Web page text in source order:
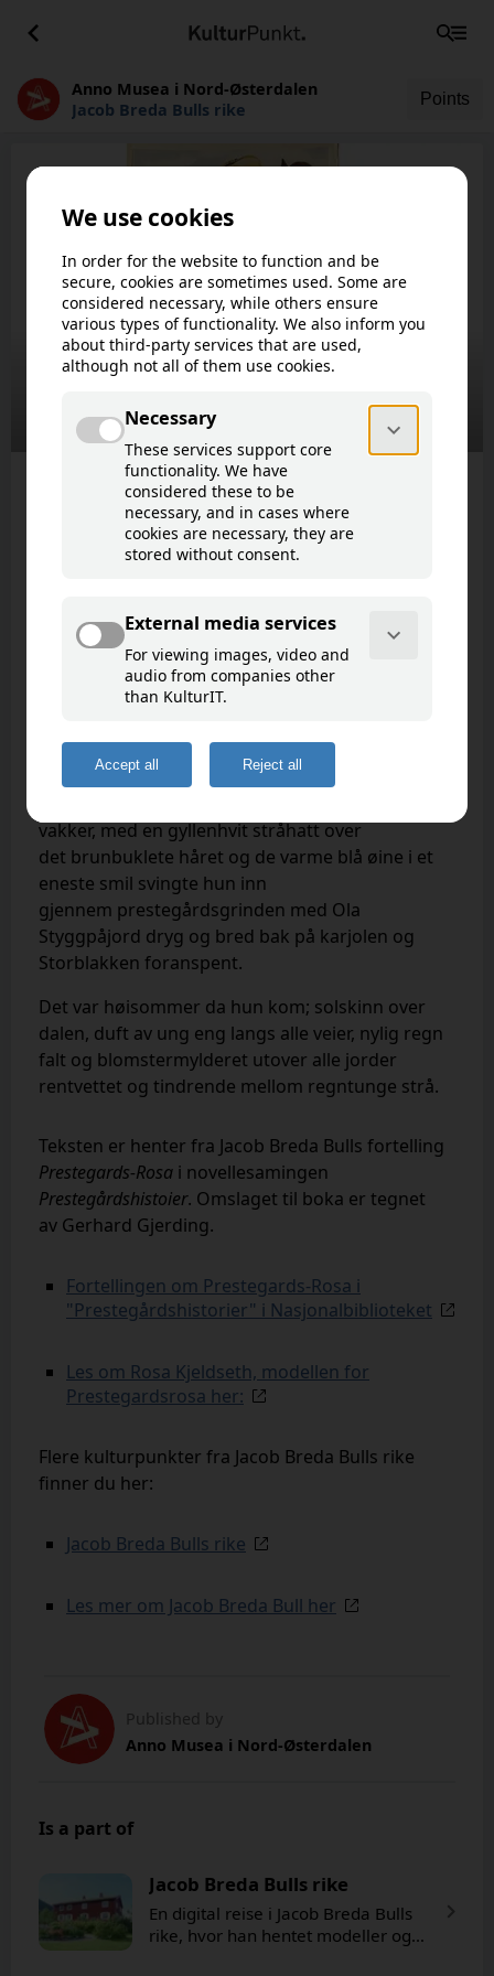
Anno Musea i Nord-Østerdalen
Jacob Breda Bulls rike
Points
This article is not available in your
language.
Prestegards-Rosa
Goto map
vakker, med en gyllenhvit stråhatt over
det brunbuklete håret og de varme blå øine i et
eneste smil svingte hun inn
gjennem prestegårdsgrinden med Ola
Styggpåjord dryg og bred bak på karjolen og
Storblakken foranspent.
Det var høisommer da hun kom; solskinn over
dalen, duft av ung eng langs alle veier, nylig regn
falt og blomstermylderet utover alle jorder
rentvettet og tindrende mellom regntunge strå.
Teksten er henter fra Jacob Breda Bulls fortelling
Prestegards-Rosa i novellesamingen
Prestegårdshistoier. Omslaget til boka er tegnet
av Gerhard Gjerding.
Fortellingen om Prestegards-Rosa i
"Prestegårdshistorier" i Nasjonalbiblioteket
Les om Rosa Kjeldseth, modellen for
Prestegardsrosa her:
Flere kulturpunkter fra Jacob Breda Bulls rike
finner du her:
Jacob Breda Bulls rike
Les mer om Jacob Breda Bull her
Published by
Anno Musea i Nord-Østerdalen
Is a part of
Jacob Breda Bulls rike
En digital reise i Jacob Breda Bulls
rike, hvor han hentet modeller og